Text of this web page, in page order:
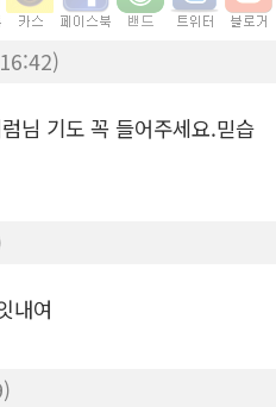
님 기도 꼭 들어주세요.믿습
내여